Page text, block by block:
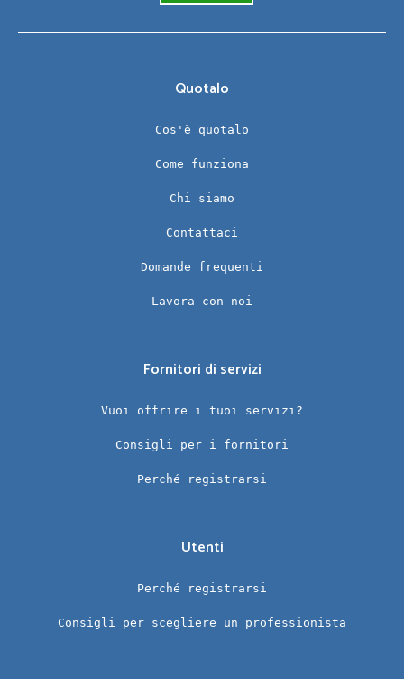
Quotalo
Cos'è quotalo
Come funziona
Chi siamo
Contattaci
Domande frequenti
Lavora con noi
Fornitori di servizi
Vuoi offrire i tuoi servizi?
Consigli per i fornitori
Perché registrarsi
Utenti
Perché registrarsi
Consigli per scegliere un professionista